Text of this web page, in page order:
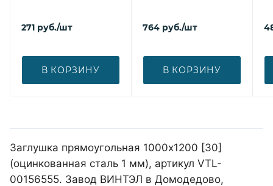
271 руб./шт
В КОРЗИНУ
764 руб./шт
В КОРЗИНУ
Заглушка прямоугольная 1000х1200 [30]
(оцинкованная сталь 1 мм), артикул VTL-
00156555. Завод ВИНТЭЛ в Домодедово,